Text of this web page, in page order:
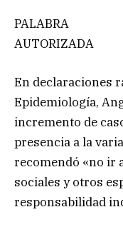
PALABRA
AUTORIZADA
En declaraciones
Epidemiología,
incremento de
presencia a la
recomendó «no ir
sociales y otros
responsabilidad